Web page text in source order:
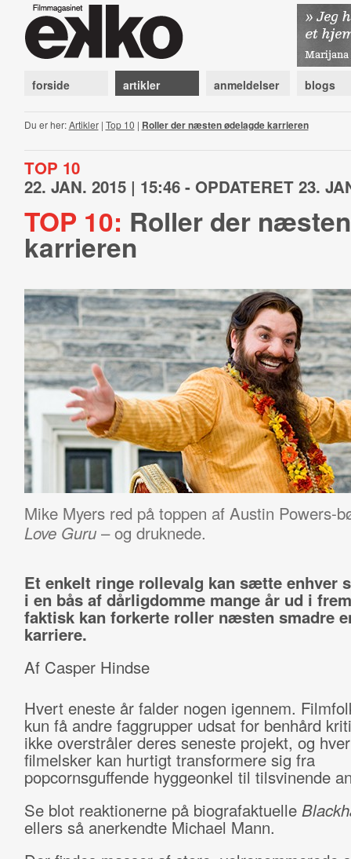
forside artikler anmeldelser blogs
Du er her:Artikler| Top 10 | Roller der næsten ødelagde karrieren
TOP 10
22. JAN. 2015 | 15:46 - OPDATERET 23.
TOP 10: Roller der
karrieren
Mike Myers red på toppen af Austin Powers-
Love Guru– og druknede.
Et enkelt ringe rollevalg kan sætte enhver
i en bås af dårligdomme mange år ud i
faktisk kan forkerte roller næsten smadre
karriere.
Af Casper Hindse
Hvert eneste år falder nogen igennem.
kun få andre faggrupper udsat for benhård
ikke overstråler deres seneste projekt, og
filmelsker kan hurtigt transformere sig fra
popcornsguffende hyggeonkel til tilsvinende
Se blot reaktionerne på biografaktuelle
ellers så anerkendte Michael Mann.